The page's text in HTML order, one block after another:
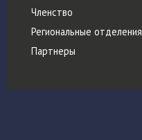
Членство
Региональные отделения
Партнеры